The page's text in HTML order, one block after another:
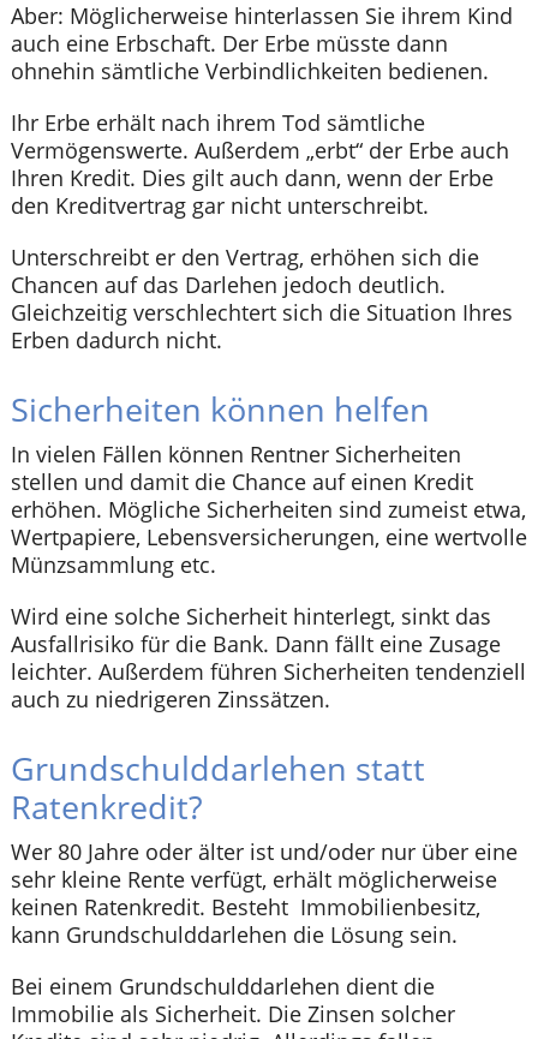
Aber: Möglicherweise hinterlassen Sie ihrem Kind
auch eine Erbschaft. Der Erbe müsste dann
ohnehin sämtliche Verbindlichkeiten bedienen.
Ihr Erbe erhält nach ihrem Tod sämtliche
Vermögenswerte. Außerdem „erbt“ der Erbe auch
Ihren Kredit. Dies gilt auch dann, wenn der Erbe
den Kreditvertrag gar nicht unterschreibt.
Unterschreibt er den Vertrag, erhöhen sich die
Chancen auf das Darlehen jedoch deutlich.
Gleichzeitig verschlechtert sich die Situation Ihres
Erben dadurch nicht.
Sicherheiten können helfen
In vielen Fällen können Rentner Sicherheiten
stellen und damit die Chance auf einen Kredit
erhöhen. Mögliche Sicherheiten sind zumeist etwa,
Wertpapiere, Lebensversicherungen, eine wertvolle
Münzsammlung etc.
Wird eine solche Sicherheit hinterlegt, sinkt das
Ausfallrisiko für die Bank. Dann fällt eine Zusage
leichter. Außerdem führen Sicherheiten tendenziell
auch zu niedrigeren Zinssätzen.
Grundschulddarlehen statt
Ratenkredit?
Wer 80 Jahre oder älter ist und/oder nur über eine
sehr kleine Rente verfügt, erhält möglicherweise
keinen Ratenkredit. Besteht Immobilienbesitz,
kann Grundschulddarlehen die Lösung sein.
Bei einem Grundschulddarlehen dient die
Immobilie als Sicherheit. Die Zinsen solcher